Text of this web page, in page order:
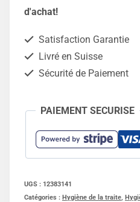
Agro
-
d'achat!
Satisfaction Garantie
Livré en Suisse
Sécurité de Paiement
PAIEMENT SECURISE
UGS : 12383141
Catégories : Hygiène de la traite